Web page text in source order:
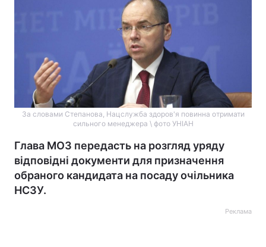
За словами Степанова, Нацслужба здоров'я повинна отримати
сильного менеджера \ фото УНІАН
Глава МОЗ передасть на розгляд уряду
відповідні документи для призначення
обраного кандидата на посаду очільника
НСЗУ.
Реклама